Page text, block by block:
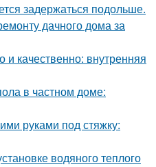
задержаться подольше.
дачного дома за
качественно: внутренняя
в частном доме:
руками под стяжку:
водяного теплого